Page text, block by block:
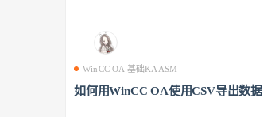
WinCC OA 基础KAASM
如何用WinCC OA使用CSV导出数据